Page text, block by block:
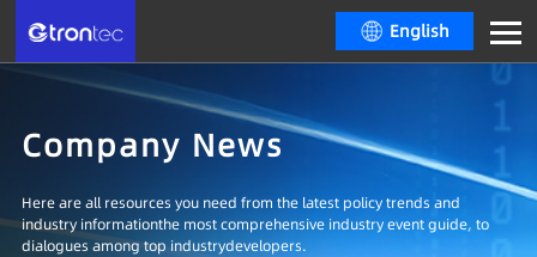
English
Company News
Here are all resources you need from the latest policy trends and
industry informationthe most comprehensive industry event guide, to
dialogues among top industrydevelopers.